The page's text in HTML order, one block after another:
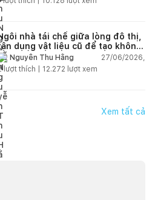
nhà tái chế giữa lòng đô thị,
dụng vật liệu cũ để tạo không
sống linh hoạt
Nguyễn Thu Hằng
27/06/2026,
lượt thích | 12.272 lượt xem
Xem tất cả